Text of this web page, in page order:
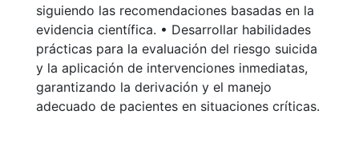
siguiendo las recomendaciones basadas en la
evidencia científica. • Desarrollar habilidades
prácticas para la evaluación del riesgo suicida
y la aplicación de intervenciones inmediatas,
garantizando la derivación y el manejo
adecuado de pacientes en situaciones críticas.